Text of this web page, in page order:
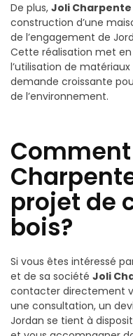
De plus, Joli Charpente
construction d’une
de l’engagement de
Cette réalisation met
l’utilisation de
demande croissante
de l’environnement.
projet de
bois?
Si vous êtes intéressé
et de sa société Joli
contacter directement
une consultation, un
Jordan se tient à